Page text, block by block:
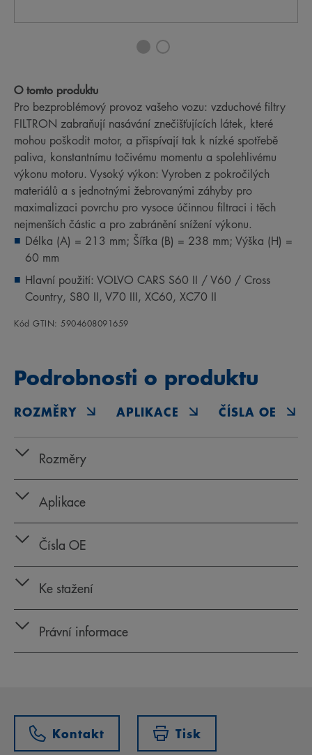
O tomto produktu
Pro bezproblémový provoz vašeho vozu: vzduchové filtry
FILTRON zabraňují nasávání znečišťujících látek, které
mohou poškodit motor, a přispívají tak k nízké spotřebě
paliva, konstantnímu točivému momentu a spolehlivému
výkonu motoru. Vysoký výkon: Vyroben z pokročilých
materiálů a s jednotnými žebrovanými záhyby pro
maximalizaci povrchu pro vysoce účinnou filtraci i těch
nejmenších částic a pro zabránění snížení výkonu.
Délka (A) = 213 mm; Šířka (B) = 238 mm; Výška (H) =
60 mm
Hlavní použití: VOLVO CARS S60 II / V60 / Cross
Country, S80 II, V70 III, XC60, XC70 II
Kód GTIN: 5904608091659
Podrobnosti o produktu
ROZMĚRY APLIKACE ČÍSLA OE
Rozměry
Aplikace
Čísla OE
Ke stažení
Právní informace
Kontakt Tisk